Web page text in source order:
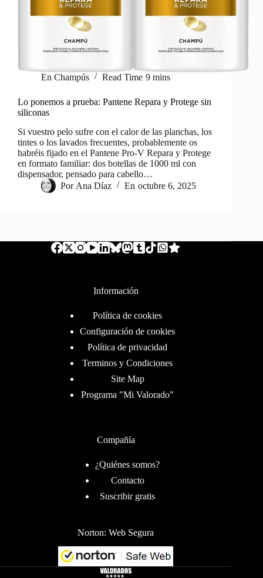
En Champús Read Time 9 mins
Lo ponemos a prueba: Pantene Repara y Protege sin
siliconas
Si vuestro pelo sufre con el calor de las planchas, los
tintes o los lavados frecuentes, probablemente os
habréis fijado en el Pantene Pro‑V Repara y Protege
en formato familiar: dos botellas de 1000 ml con
dispensador, pensado para cabello…
Por Ana Díaz En octubre 6, 2025
Información
Política de cookies
Configuración de cookies
Política de privacidad
Terminos y Condiciones
Site Map
Programa "Mi Valorado"
Compañía
¿Quiénes somos?
Contacto
Suscribir gratis
Norton: Web Segura